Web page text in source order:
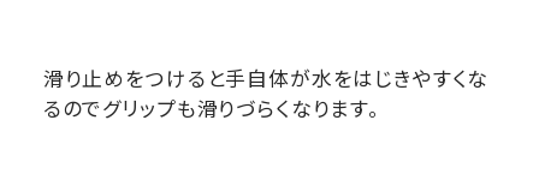
滑り止めをつけると手自体が水をはじきやすくな
るのでグリップも滑りづらくなります。